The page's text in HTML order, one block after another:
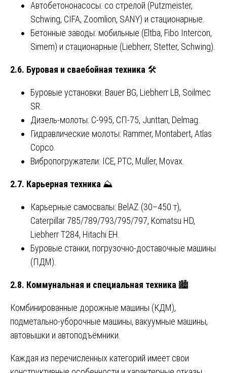
Автобетононасосы: со стрелой (Putzmeister,
Schwing, CIFA, Zoomlion, SANY) и стационарные.
Бетонные заводы: мобильные (Eltba, Fibo Intercon,
Simem) и стационарные (Liebherr, Stetter, Schwing).
2.6. Буровая и сваебойная техника 🛠️
Буровые установки: Bauer BG, Liebherr LB, Soilmec
SR.
Дизель-молоты: С-995, СП-75, Junttan, Delmag.
Гидравлические молоты: Rammer, Montabert, Atlas
Copco.
Вибропогружатели: ICE, PTC, Muller, Movax.
2.7. Карьерная техника ⛰️
Карьерные самосвалы: BelAZ (30–450 т),
Caterpillar 785/789/793/795/797, Komatsu HD,
Liebherr T284, Hitachi EH.
Буровые станки, погрузочно-доставочные машины
(ПДМ).
2.8. Коммунальная и специальная техника 🏙️
Комбинированные дорожные машины (КДМ),
подметально-уборочные машины, вакуумные машины,
автовышки и автоподъёмники.
Каждая из перечисленных категорий имеет свои